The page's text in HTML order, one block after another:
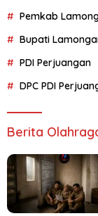
Pemkab
Bupati
PDI Perjuangan
DPC PDI
Berita